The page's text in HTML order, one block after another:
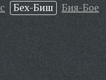
Бех-Биш Бия-Бое